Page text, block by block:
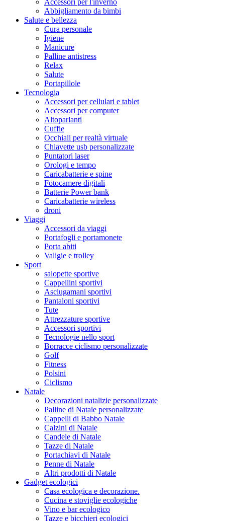
Abbigliamento da bimbi
Salute e bellezza
Cura personale
Igiene
Manicure
Palline antistress
Relax
Salute
Portapillole
Tecnologia
Accessori per cellulari e tablet
Accessori per computer
Altoparlanti
Cuffie
Occhiali per realtà virtuale
Chiavette usb personalizzate
Puntatori laser
Orologi e tempo
Caricabatterie e spine
Fotocamere digitali
Batterie Power bank
Caricabatterie wireless
droni
Viaggi
Accessori da viaggi
Portafogli e portamonete
Porta abiti
Valigie e trolley
Sport
salopette sportive
Cappellini sportivi
Asciugamani sportivi
Pantaloni sportivi
Tute
Attrezzature sportive
Accessori sportivi
Tecnologie nello sport
Borracce ciclismo personalizzate
Golf
Fitness
Polsini
Ciclismo
Natale
Decorazioni natalizie personalizzate
Palline di Natale personalizzate
Cappelli di Babbo Natale
Calzini di Natale
Candele di Natale
Tazze di Natale
Portachiavi di Natale
Penne di Natale
Altri prodotti di Natale
Gadget ecologici
Casa ecologica e decorazione.
Cucina e stoviglie ecologiche
Vino e bar ecologico
Tazze e bicchieri ecologici